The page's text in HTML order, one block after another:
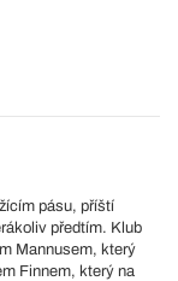
pásu, příští
předtím. Klub
Mannusem, který
Finnem, který na